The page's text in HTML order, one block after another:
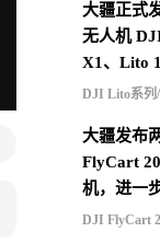
大疆正式
无人机
X1、Lito
重组，更
DJI Lito系列/
大疆发布
FlyCart
机，进一
场
DJI FlyCart